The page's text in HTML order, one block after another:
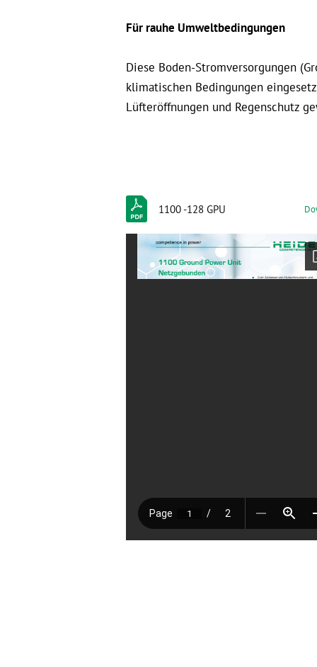
Für rauhe Umweltbedingungen
Diese Boden-Stromversorgungen
klimatischen Bedingungen
Lüfteröffnungen und Regenschutz
1100 -128 GPU